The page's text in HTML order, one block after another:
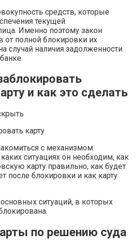
средств, которые
текущей
Именно поэтому закон
полной блокировки их
случай наличия задолженности
и как это сделать
с механизмом
ситуациях он необходим, как
карту правильно, как будет
после блокировки и как карту
ситуаций, в которых
по решению суда